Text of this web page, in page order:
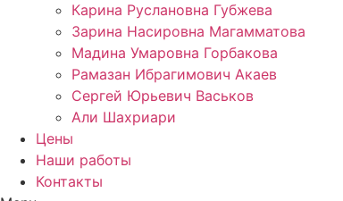
Карина Руслановна Губжева
Зарина Насировна Магамматова
Мадина Умаровна Горбакова
Рамазан Ибрагимович Акаев
Сергей Юрьевич Васьков
Али Шахриари
Цены
Наши работы
Контакты